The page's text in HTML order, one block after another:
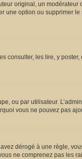
original, un
une option ou
consulter, les lire, y
ou par utilisateur.
vous ne pouvez pas
dérogé à une règle,
ne comprenez pas les